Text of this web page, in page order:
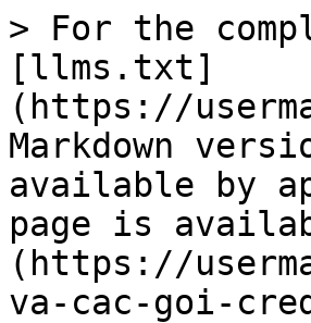
> For the
[llms.txt]
(https://
Markdown
available by
page is
(https://
va-cac-goi-